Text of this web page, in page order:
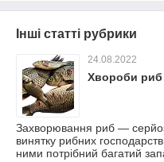
Інші статті рубрики
24.08.2022
Хвороби риб
Захворювання риб —
винятку рибних
ними потрібний багатий